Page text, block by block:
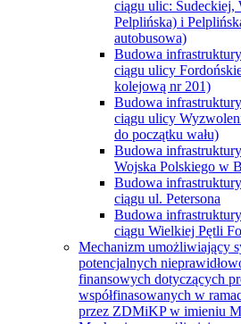
ciągu ulic: Sudeckiej,
Pelplińska) i
autobusowa)
Budowa
ciągu ulicy
kolejową nr 201)
Budowa
ciągu ulicy
do początku wału)
Budowa
Wojska Polskiego w
Budowa
ciągu ul. Petersona
Budowa
ciągu Wielkiej Pętli
Mechanizm umożliwiający
potencjalnych
finansowych dotyczących
współfinasowanych w
przez ZDMiKP w imieniu